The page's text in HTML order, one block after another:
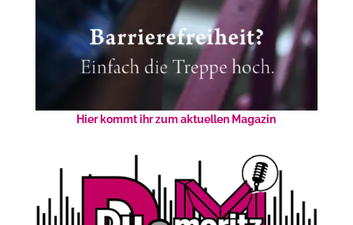
Hier kommt ihr zum aktuellen Magazin